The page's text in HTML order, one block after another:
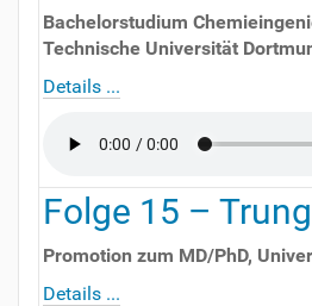
Bachelorstudium
Technische Universität
Details ...
Folge 15 –Trung
Promotion zum MD/PhD,
Details ...